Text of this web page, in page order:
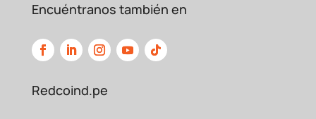
Encuéntranos también en
Redcoind.pe